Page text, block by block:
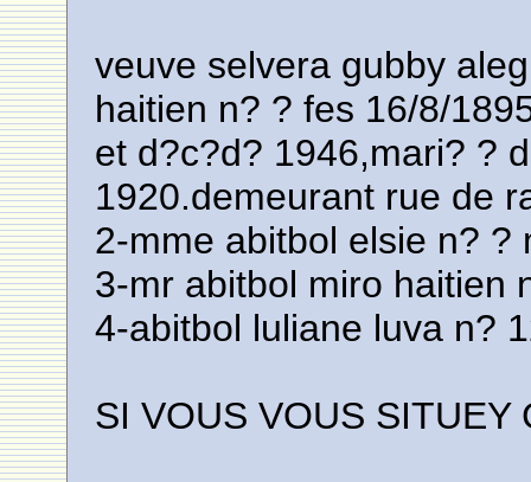
veuve selvera gubby
haitien n? ? fes 16/8/
et d?c?d? 1946,mari? ?
1920.demeurant rue de
2-mme abitbol elsie n? ?
3-mr abitbol miro haitien
4-abitbol luliane luva n?
SI VOUS VOUS SITUEY